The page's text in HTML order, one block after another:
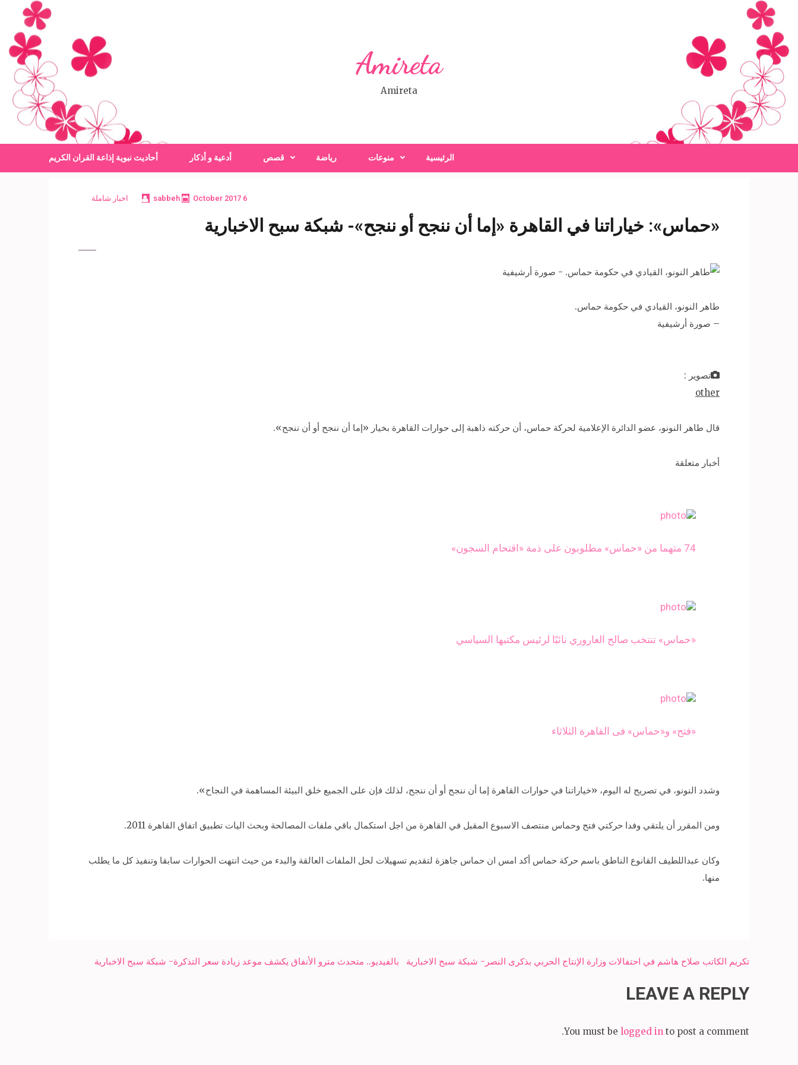
content
(Press
Enter)
Amireta
Amireta
الرئيسية منوعات رياضة قصص أدعية و أذكار أحاديث نبوية إذاعة القران الكريم
6 October 2017
sabbeh اخبار شاملة
«حماس»: خياراتنا في القاهرة «إما أن ننجح أو ننجح»- شبكة سبح الاخبارية
طاهر النونو، القيادي في حكومة حماس.
– صورة أرشيفية
تصوير :
other
قال طاهر النونو، عضو الدائرة الإعلامية لحركة حماس، أن حركته ذاهبة إلى حوارات القاهرة بخيار «إما أن ننجح أو أن ننجح».
أخبار متعلقة
74 متهما من «حماس» مطلوبون على ذمة «اقتحام السجون»
«حماس» تنتخب صالح العاروري نائبًا لرئيس مكتبها السياسي
«فتح» و«حماس» فى القاهرة الثلاثاء
وشدد النونو، في تصريح له اليوم، «خياراتنا في حوارات القاهرة إما أن ننجح أو أن ننجح، لذلك فإن على الجميع خلق البيئة المساهمة في النجاح».
ومن المقرر أن يلتقي وفدا حركتي فتح وحماس منتصف الاسبوع المقبل في القاهرة من اجل استكمال باقي ملفات المصالحة وبحث اليات تطبيق اتفاق القاهرة 2011.
وكان عبداللطيف القانوع الناطق باسم حركة حماس أكد امس ان حماس جاهزة لتقديم تسهيلات لحل الملفات العالقة والبدء من حيث انتهت الحوارات سابقا وتنفيذ كل ما يطلب
منها.
Post
بالفيديو.. متحدث مترو الأنفاق يكشف موعد زيادة سعر التذكرة- شبكة سبح الاخبارية تكريم الكاتب صلاح هاشم في احتفالات وزارة الإنتاج الحربي بذكرى النصر- شبكة سبح الاخبارية
LEAVE A REPLY
You must be logged in to post a comment.